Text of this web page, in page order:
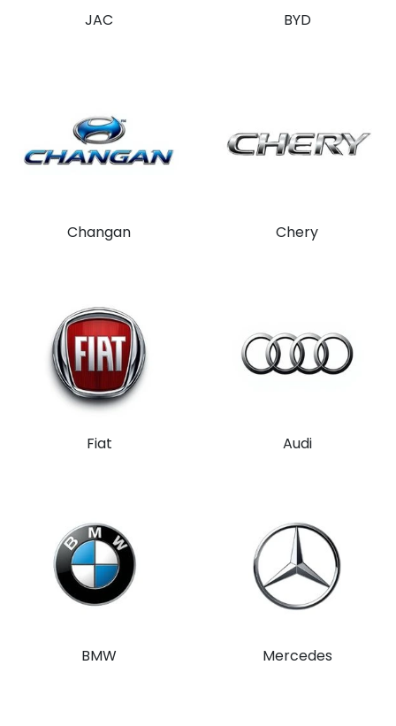
JAC BYD
Changan Chery
Fiat Audi
BMW Mercedes